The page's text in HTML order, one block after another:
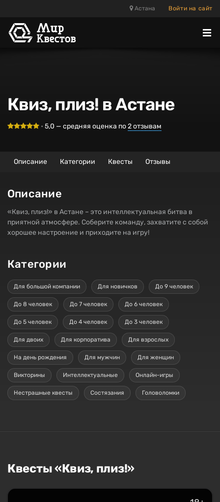
Астана Войти на сайт
Квиз, плиз! в Астане
• 5,0 — средняя оценка по2отзывам
Описание Категории Квесты Отзывы
Описание
«Квиз, плиз!» в Астане – это интеллектуальная битва в
приятной атмосфере. Соберите команду, захватите с собой
хорошее настроение и приходите на игру!
Категории
Для большой компании Для новичков До 9 человек
До 8 человек До 7 человек До 6 человек
До 5 человек До 4 человек До 3 человек
Для двоих Для корпоратива Для взрослых
На день рождения Для мужчин Для женщин
Викторины Интеллектуальные Онлайн-игры
Нестрашные квесты Состязания Головоломки
Квесты «Квиз, плиз!»